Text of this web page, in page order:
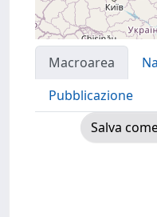
Macroarea
Pubblicazione
Salva